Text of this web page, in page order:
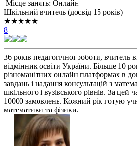
Місце занять: Онлайн
Шкільний вчитель (досвід 15 років)
★★★★★
8
36 років педагогічної роботи, вчитель
відмінник освіти України. Більше 10
різноманітних онлайн платформах в
завдань і надання консультацій з
шкільного і вузівського рівнів. За цей
10000 замовлень. Кожний рік готую
математики та фізики.